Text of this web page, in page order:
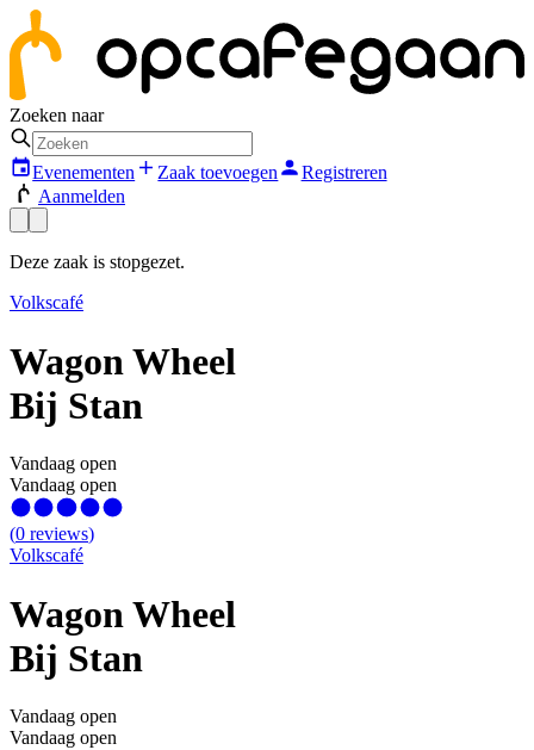
Zoeken naar
Evenementen Zaak toevoegen
Registreren
Aanmelden
Deze zaak is stopgezet.
Volkscafé
Wagon Wheel
Bij Stan
Vandaag open
Vandaag open
(0 reviews)
Volkscafé
Wagon Wheel
Bij Stan
Vandaag open
Vandaag open